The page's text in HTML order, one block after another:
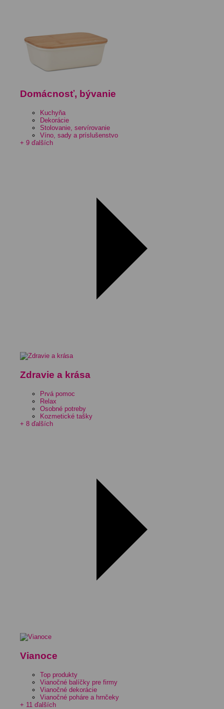
Domácnosť, bývanie
Kuchyňa
Dekorácie
Stolovanie, servírovanie
Víno, sady a príslušenstvo
+ 9 ďalších
Zdravie a krása
Prvá pomoc
Relax
Osobné potreby
Kozmetické tašky
+ 8 ďalších
Vianoce
Top produkty
Vianočné balíčky pre firmy
Vianočné dekorácie
Vianočné poháre a hrnčeky
+ 11 ďalších